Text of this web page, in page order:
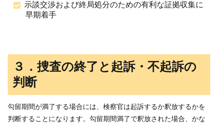
示談交渉および終局処分のための有利な証拠収集に
早期着手
３．捜査の終了と起訴・不起訴の
判断
勾留期間が満了する場合には、検察官は起訴するか釈放するかを
判断することになります。勾留期間満了で釈放された場合、かな